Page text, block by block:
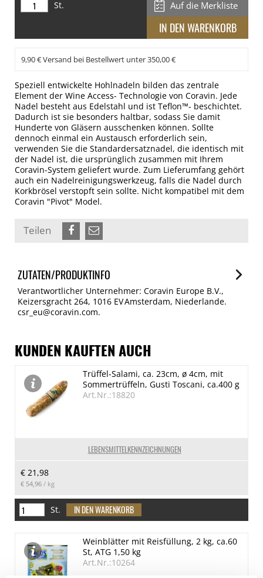
St. Auf die Merkliste
9,90 € Versand bei Bestellwert unter 350,00 €
Speziell entwickelte Hohlnadeln bilden das zentrale
Element der Wine Access- Technologie von Coravin. Jede
Nadel besteht aus Edelstahl und ist Teflon™- beschichtet.
Dadurch ist sie besonders haltbar, sodass Sie damit
Hunderte von Gläsern ausschenken können. Sollte
dennoch einmal ein Austausch erforderlich sein,
verwenden Sie die Standardersatznadel, die identisch mit
der Nadel ist, die ursprünglich zusammen mit Ihrem
Coravin-System geliefert wurde. Zum Lieferumfang gehört
auch ein Nadelreinigungswerkzeug, falls die Nadel durch
Korkbrösel verstopft sein sollte. Nicht kompatibel mit dem
Coravin "Pivot" Model.
Teilen
ZUTATEN/PRODUKTINFO
Verantwortlicher Unternehmer: Coravin Europe B.V.,
Keizersgracht 264, 1016 EV Amsterdam, Niederlande.
csr_eu@coravin.com.
KUNDEN KAUFTEN AUCH
LEBENSMITTELKENNZEICHNUNGEN
Trüffel-Salami, ca. 23cm, ø 4cm, mit
Sommertrüffeln, Gusti Toscani, ca.400 g
Art.Nr.:18820
€ 21,98
€ 54,96 / kg
St.
Weinblätter mit Reisfüllung, 2 kg, ca.60
St, ATG 1,50 kg
Art.Nr.:10264